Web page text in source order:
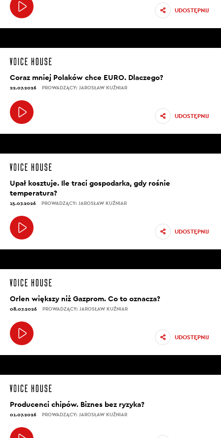
UDOSTĘPNIJ
Coraz mniej Polaków chce EURO. Dlaczego?
22.07.2026 PROWADZĄCY: JAROSŁAW KUŹNIAR
UDOSTĘPNIJ
Upał kosztuje. Ile traci gospodarka, gdy rośnie
temperatura?
15.07.2026 PROWADZĄCY: JAROSŁAW KUŹNIAR
UDOSTĘPNIJ
Orlen większy niż Gazprom. Co to oznacza?
08.07.2026 PROWADZĄCY: JAROSŁAW KUŹNIAR
UDOSTĘPNIJ
Producenci chipów. Biznes bez ryzyka?
01.07.2026 PROWADZĄCY: JAROSŁAW KUŹNIAR